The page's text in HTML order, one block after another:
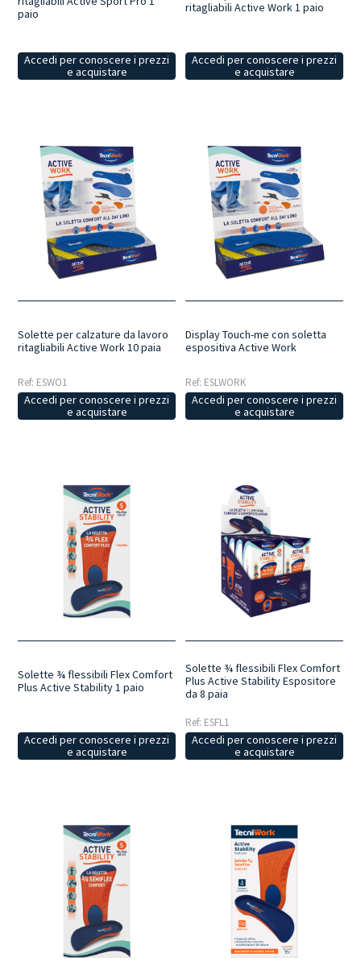
paio
Accedi per conoscere i prezzi
e acquistare
ritagliabili Active Work 1 paio
Accedi per conoscere i prezzi
e acquistare
Solette per calzature da lavoro
ritagliabili Active Work 10 paia
Ref: ESWO1
Accedi per conoscere i prezzi
e acquistare
Display Touch-me con soletta
espositiva Active Work
Ref: ESLWORK
Accedi per conoscere i prezzi
e acquistare
Solette ¾ flessibili Flex Comfort
Plus Active Stability 1 paio
Accedi per conoscere i prezzi
e acquistare
Solette ¾ flessibili Flex Comfort
Plus Active Stability Espositore
da 8 paia
Ref: ESFL1
Accedi per conoscere i prezzi
e acquistare